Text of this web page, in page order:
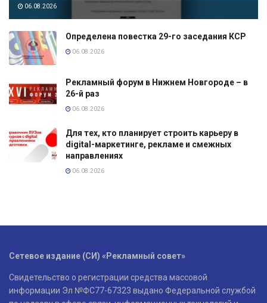
06.08.2026
Определена повестка 29-го заседания КСР
06.08.2026
Рекламный форум в Нижнем Новгороде – в
26-й раз
06.08.2026
Для тех, кто планирует строить карьеру в
digital-маркетинге, рекламе и смежных
направлениях
06.08.2026
Сетевое издание (СИ) «Рекламный совет»
Свидетельство о регистрации средства массовой
информации Эл №ФС77-67323 выдано Федеральной службой